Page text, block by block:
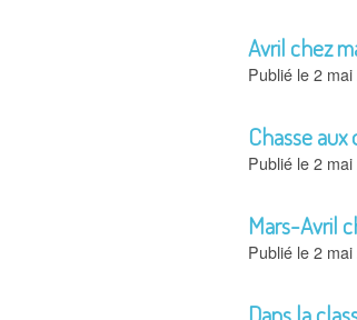
Avril chez
2 mai
Chasse
2 mai
Mars-Avril
2 mai
Dans la